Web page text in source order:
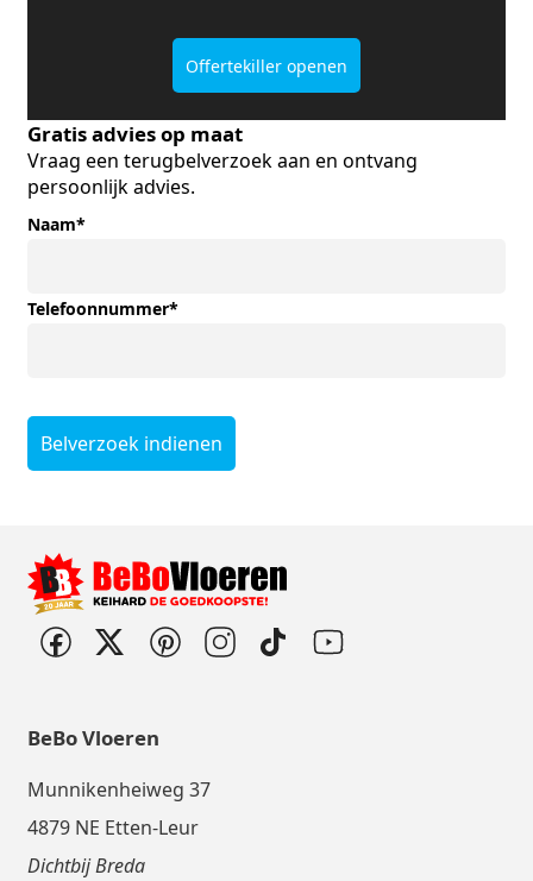
Offertekiller openen
Gratis advies op maat
Vraag een terugbelverzoek aan en ontvang
persoonlijk advies.
Naam*
Telefoonnummer*
Belverzoek indienen
BeBo Vloeren
Munnikenheiweg 37
4879 NE Etten-Leur
Dichtbij Breda